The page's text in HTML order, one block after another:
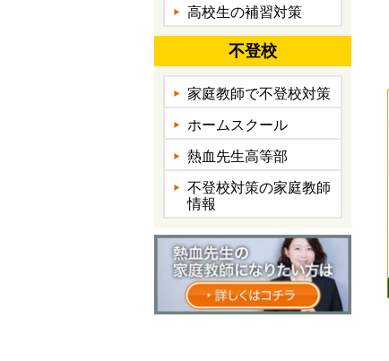
高校生の補習対策
不登校
家庭教師で不登校対策
ホームスクール
熱血先生高等部
不登校対策の家庭教師
情報